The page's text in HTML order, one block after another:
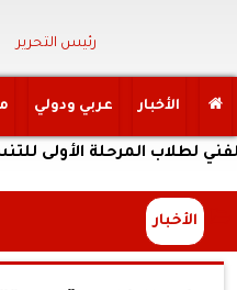
رئيس التحرير
الأخبار عربي ودولي
المرحلة الأولى للتنسيق
الأخبار